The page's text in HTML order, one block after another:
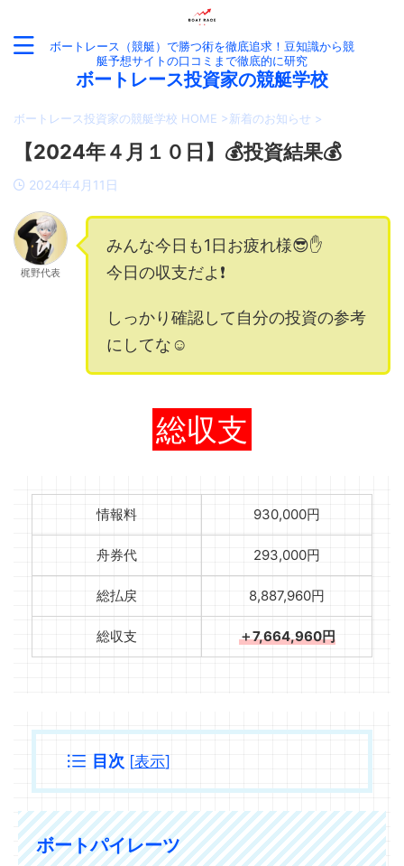
ボートレース（競艇）で勝つ術を徹底追求！豆知識から競
艇予想サイトの口コミまで徹底的に研究
ボートレース投資家の競艇学校
ボートレース投資家の競艇学校 HOME >新着のお知らせ >
【2024年４月１０日】💰投資結果💰
2024年4月11日
梶野代表
みんな今日も1日お疲れ様😎✋
今日の収支だよ❗️
しっかり確認して自分の投資の参考
にしてな☺️
総収支
情報料 930,000円
舟券代 293,000円
総払戻 8,887,960円
総収支 ＋7,664,960円
目次 [表示]
ボートパイレーツ